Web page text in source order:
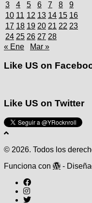
3
4 5 6 7 8
9
10 11 12 13 14 15 16
17 18 19 20 21 22 23
24 25 26 27 28
« Ene
Mar »
Like US on
Like US on Twitter
© 2026. Todos los
Funciona con
-